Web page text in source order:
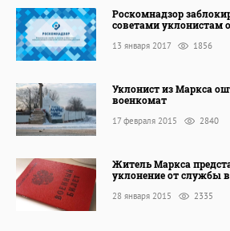
Роскомнадзор
советами уклонистам
13 января 2017 1856
Уклонист из Маркса
военкомат
17 февраля 2015 2840
Житель Маркса
уклонение от службы
28 января 2015 2335